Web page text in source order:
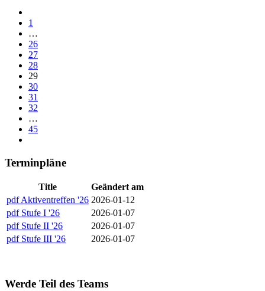
1
…
26
27
28
29
30
31
32
…
45
Terminpläne
Title
Geändert am
pdf Aktiventreffen '26 2026-01-12
pdf Stufe I '26
2026-01-07
pdf Stufe II '26
2026-01-07
pdf Stufe III '26 2026-01-07
Werde Teil des Teams